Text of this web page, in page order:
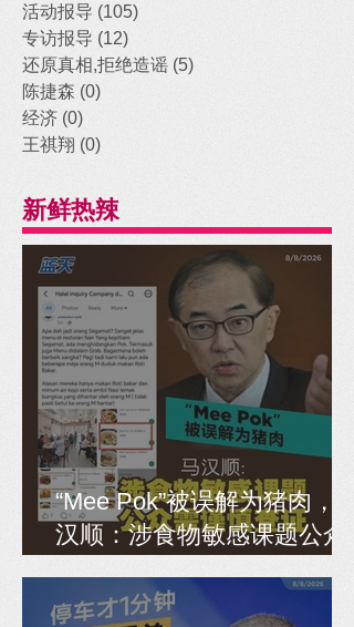
活动报导 (105)
专访报导 (12)
还原真相,拒绝造谣 (5)
陈捷森 (0)
经济 (0)
王祺翔 (0)
新鲜热辣
“Mee Pok”被误解为猪肉，马
汉顺：涉食物敏感课题公众